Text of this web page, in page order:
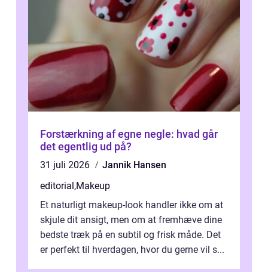
Forstærkning af egne negle: hvad går
det egentlig ud på?
31 juli 2026
Jannik Hansen
editorial ,Makeup
Et naturligt makeup-look handler ikke om at
skjule dit ansigt, men om at fremhæve dine
bedste træk på en subtil og frisk måde. Det
er perfekt til hverdagen, hvor du gerne vil s...